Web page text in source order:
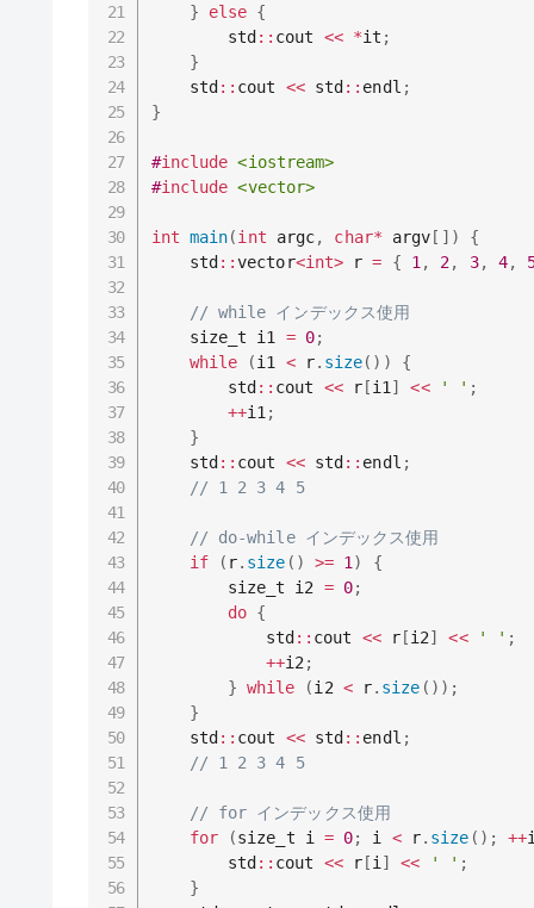
}
else {
		std
:: cout << *it ;
}
	std
:: cout << std:: endl ;
}
#include <iostream>
#include <vector>
int main(int argc, char* argv[ ] )
{
	std
::vector<int> r = { 1 , 2, 3, 4,
// while インデックス使用
	size_t i1
= 0;
while
(i1 < r. size( ) )
{
		std
:: cout << r[i1 ] << ' ' ;
++i1 ;
}
	std
:: cout << std:: endl ;
// 1 2 3 4 5
// do-while インデックス使用
if
( r. size ( ) >= 1 )
{
		size_t i2
= 0;
do {
			std
:: cout << r[i2] << ' ' ;
++i2 ;
} while (i2 < r. size ( ) ) ;
}
	std
:: cout << std:: endl ;
// 1 2 3 4 5
// for インデックス使用
for
(size_t i = 0; i < r. size ( ) ; ++i
		std
:: cout << r[i ] << ' ' ;
}